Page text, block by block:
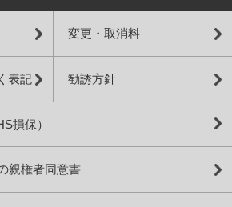
変更・取消料
表記 勧誘方針
損保）
親権者同意書